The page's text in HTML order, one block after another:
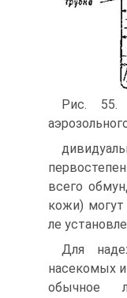
Рис. 55.
всего
кожи)
ле
Для
насекомых
обычное